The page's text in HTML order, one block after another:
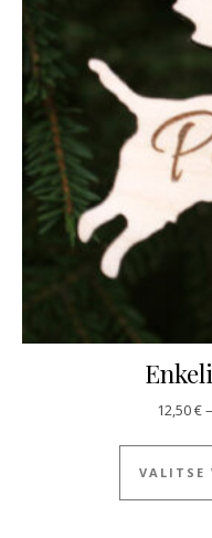
12,50€–
VALITSE